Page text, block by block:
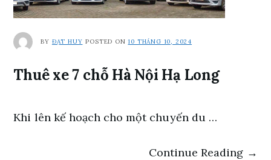
BY ĐẠT HUY POSTED ON10 THÁNG 10, 2024
Thuê xe 7 chỗ Hà Nội Hạ Long
Khi lên kế hoạch cho một chuyến du …
Continue Reading →